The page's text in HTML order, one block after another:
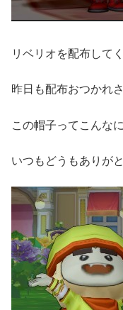
リベリオを配布して
昨日も配布おつかれ
この帽子ってこんな
いつもどうもありが